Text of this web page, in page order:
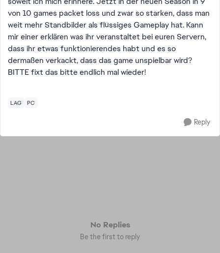
von 10 games packet loss und zwar so starken, dass man
weit mehr Standbilder als flüssiges Gameplay hat. Kann
mir einer erklären was ihr veranstaltet bei euren Servern,
dass ihr etwas funktionierendes habt und es so
dermaßen verkackt, dass das game unspielbar wird?
BITTE fixt das bitte endlich mal wieder!
LAG PC
Reply
No Replies
Be the first to reply